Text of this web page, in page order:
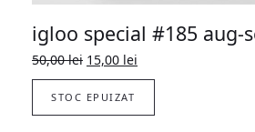
igloo special #185 aug-
50,00lei Prețul
inițial
a
fost:
15,00 lei
curent
15,00 lei.
STOC EPUIZAT